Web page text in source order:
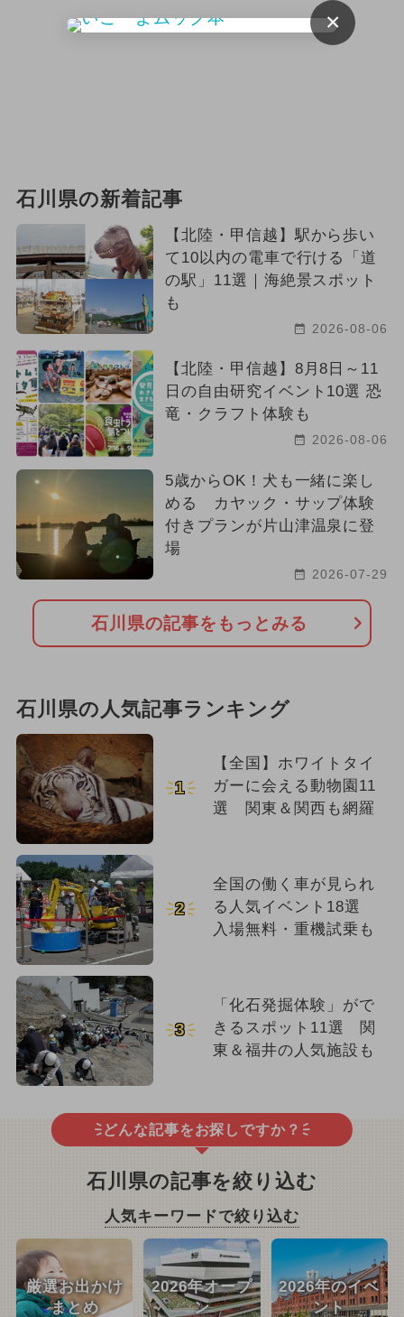
2026年6月のイベント
クリスマスビュッフェ
石川県の新着記事
【北陸・甲信越】駅から歩い
て10以内の電車で行ける「道
の駅」11選｜海絶景スポット
も
2026-08-06
【北陸・甲信越】8月8日～11
日の自由研究イベント10選 恐
竜・クラフト体験も
2026-08-06
5歳からOK！犬も一緒に楽し
める カヤック・サップ体験
付きプランが片山津温泉に登
場
2026-07-29
石川県の記事をもっとみる
石川県の人気記事ランキング
1
【全国】ホワイトタイ
ガーに会える動物園11
選 関東＆関西も網羅
2
全国の働く車が見られ
る人気イベント18選
入場無料・重機試乗も
3
「化石発掘体験」がで
きるスポット11選 関
東＆福井の人気施設も
どんな記事をお探しですか？
石川県の記事を絞り込む
人気キーワードで絞り込む
厳選お出かけ
まとめ
2026年オープ
ン
2026年のイベ
ント
×